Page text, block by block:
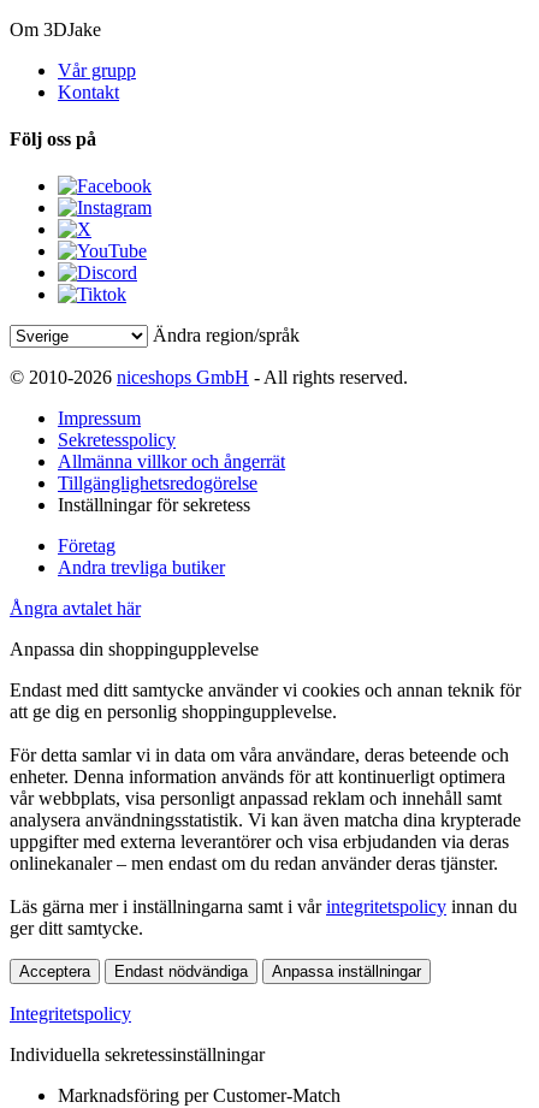
Om 3DJake
Vår grupp
Kontakt
Följ oss på
Ändra region/språk
© 2010-2026 niceshops GmbH - All rights reserved.
Impressum
Sekretesspolicy
Allmänna villkor och ångerrät
Tillgänglighetsredogörelse
Inställningar för sekretess
Företag
Andra trevliga butiker
Ångra avtalet här
Anpassa din shoppingupplevelse
Endast med ditt samtycke använder vi cookies och annan teknik för
att ge dig en personlig shoppingupplevelse.
För detta samlar vi in data om våra användare, deras beteende och
enheter. Denna information används för att kontinuerligt optimera
vår webbplats, visa personligt anpassad reklam och innehåll samt
analysera användningsstatistik. Vi kan även matcha dina krypterade
uppgifter med externa leverantörer och visa erbjudanden via deras
onlinekanaler – men endast om du redan använder deras tjänster.
Läs gärna mer i inställningarna samt i vårintegritetspolicy innan du
ger ditt samtycke.
Acceptera Endast nödvändiga Anpassa inställningar
Integritetspolicy
Individuella sekretessinställningar
Marknadsföring per Customer-Match